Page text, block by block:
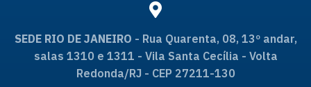
SEDE RIO DE JANEIRO - Rua Quarenta, 08, 13º andar,
salas 1310 e 1311 - Vila Santa Cecília - Volta
Redonda/RJ - CEP 27211-130